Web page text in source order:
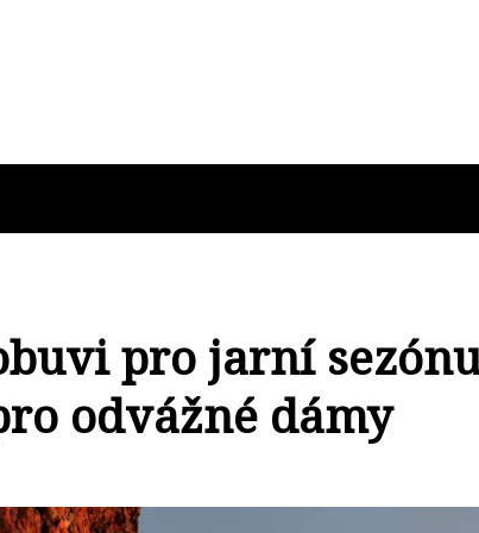
pro jarní
odvážné dámy